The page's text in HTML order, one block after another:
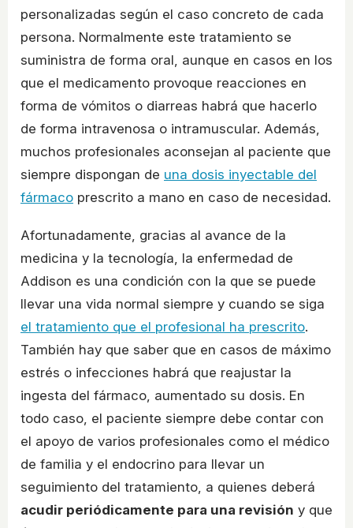
personalizadas según el caso concreto de cada
persona. Normalmente este tratamiento se
suministra de forma oral, aunque en casos en los
que el medicamento provoque reacciones en
forma de vómitos o diarreas habrá que hacerlo
de forma intravenosa o intramuscular. Además,
muchos profesionales aconsejan al paciente que
siempre dispongan de una dosis inyectable del
fármaco prescrito a mano en caso de necesidad.
Afortunadamente, gracias al avance de la
medicina y la tecnología, la enfermedad de
Addison es una condición con la que se puede
llevar una vida normal siempre y cuando se siga
el tratamiento que el profesional ha prescrito.
También hay que saber que en casos de máximo
estrés o infecciones habrá que reajustar la
ingesta del fármaco, aumentado su dosis. En
todo caso, el paciente siempre debe contar con
el apoyo de varios profesionales como el médico
de familia y el endocrino para llevar un
seguimiento del tratamiento, a quienes deberá
acudir periódicamente para una revisión y que